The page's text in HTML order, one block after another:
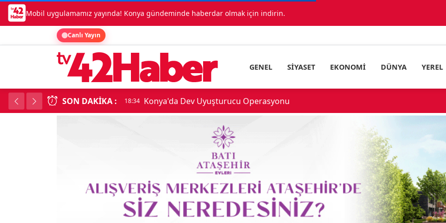
Mobil uygulamamız yayında! Konya gündeminde haberdar olmak için indirin.
Canlı Yayın
GENEL SIYASET EKONOMI DÜNYA YEREL
SON DAKIKA : 18:34 Temmuz Enflasyonu Açıklandı